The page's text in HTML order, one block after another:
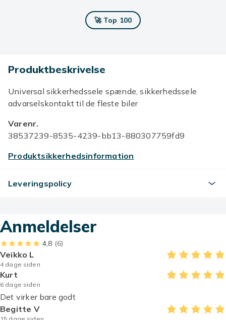
🚀 Top 100
Produktbeskrivelse
Universal sikkerhedssele spænde, sikkerhedssele
advarselskontakt til de fleste biler
Varenr.
38537239-8535-4239-bb13-880307759fd9
Produktsikkerhedsinformation
Leveringspolicy
Anmeldelser
4,8 (6)
Veikko L
4 dage siden
Kurt
6 dage siden
Det virker bare godt
Begitte V